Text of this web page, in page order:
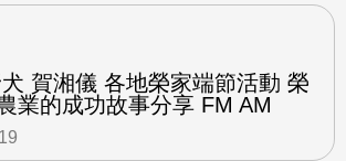
賀湘儀 各地榮家端節活動 榮
業的成功故事分享 FM AM